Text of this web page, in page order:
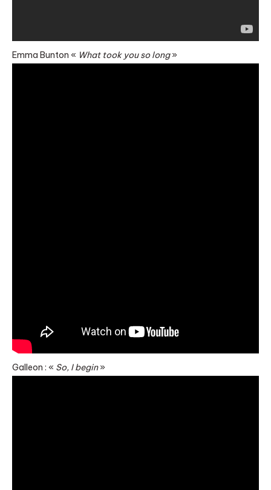
Emma Bunton « What took you so long»
Galleon : « So, I begin»